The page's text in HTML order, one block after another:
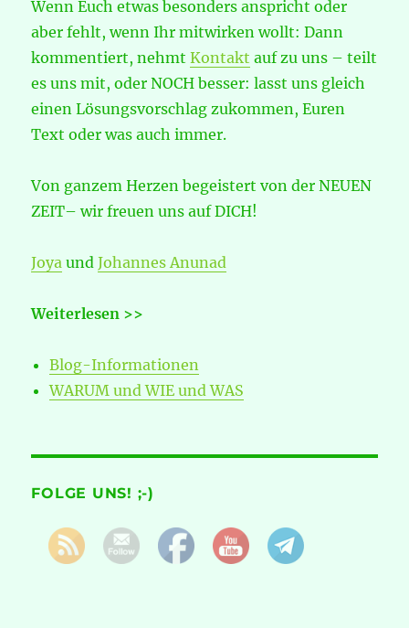
Wenn Euch etwas besonders anspricht oder
aber fehlt, wenn Ihr mitwirken wollt: Dann
kommentiert, nehmtKontakt auf zu uns – teilt
es uns mit, oder NOCH besser: lasst uns gleich
einen Lösungsvorschlag zukommen, Euren
Text oder was auch immer.
Von ganzem Herzen begeistert von der NEUEN
ZEIT– wir freuen uns auf DICH!
Joya undJohannes Anunad
Weiterlesen >>
Blog-Informationen
WARUM und WIE und WAS
FOLGE UNS! ;-)